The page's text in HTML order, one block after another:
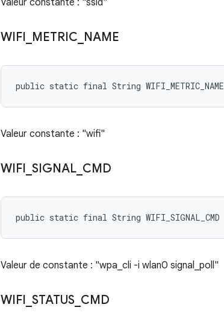
Valeur constante : "ssid"
WIFI METRIC NAME
public static final String WIFI_METRIC_NAME
Valeur constante : "wifi"
WIFI SIGNAL CMD
public static final String WIFI_SIGNAL_CMD
Valeur de constante : "wpa_cli -i wlan0 signal_poll"
WIFI STATUS CMD